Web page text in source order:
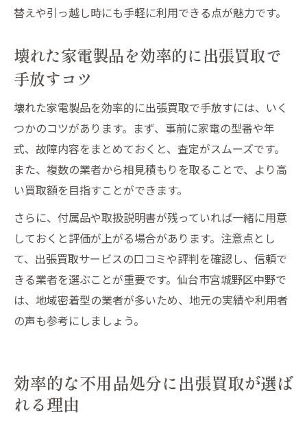
替えや引っ越し時にも手軽に利用できる点が魅力です。
壊れた家電製品を効率的に出張買取で
手放すコツ
壊れた家電製品を効率的に出張買取で手放すには、いく
つかのコツがあります。まず、事前に家電の型番や年
式、故障内容をまとめておくと、査定がスムーズです。
また、複数の業者から相見積もりを取ることで、より高
い買取額を目指すことができます。
さらに、付属品や取扱説明書が残っていれば一緒に用意
しておくと評価が上がる場合があります。注意点とし
て、出張買取サービスの口コミや評判を確認し、信頼で
きる業者を選ぶことが重要です。仙台市宮城野区中野で
は、地域密着型の業者が多いため、地元の実績や利用者
の声も参考にしましょう。
効率的な不用品処分に出張買取が選ば
れる理由